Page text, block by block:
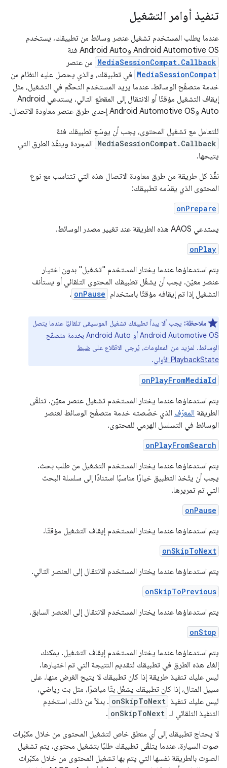
تنفيذ أوامر التشغيل
عندما يطلب المستخدم تشغيل عنصر وسائط من تطبيقك، يستخدم
Android Automotive OS وAndroid Auto فئة
MediaSessionCompat.Callback من عنصر
MediaSessionCompat في تطبيقك، والذي يحصل عليه النظام من
خدمة متصفّح الوسائط. عندما يريد المستخدم التحكّم في التشغيل، مثل
إيقاف التشغيل مؤقتًا أو الانتقال إلى المقطع التالي، يستدعي Android
Auto وAndroid Automotive OS إحدى طرق عنصر معاودة الاتصال.
للتعامل مع تشغيل المحتوى، يجب أن يوسّع تطبيقك فئة
MediaSessionCompat.Callback المجردة وينفّذ الطرق التي
يتيحها.
نفِّذ كل طريقة من طرق معاودة الاتصال هذه التي تتناسب مع نوع
المحتوى الذي يقدّمه تطبيقك:
onPrepare
يستدعي AAOS هذه الطريقة عند تغيير مصدر الوسائط.
onPlay
يتم استدعاؤها عندما يختار المستخدم "تشغيل" بدون اختيار
عنصر معيّن. يجب أن يشغّل تطبيقك المحتوى التلقائي أو يستأنف
التشغيل إذا تم إيقافه مؤقتًا باستخدام onPause
.
ملاحظة: يجب ألا يبدأ تطبيقك تشغيل الموسيقى تلقائيًا عندما يتصل
Android Automotive OS أو Android Auto بخدمة متصفّح
الوسائط. لمزيد من المعلومات، يُرجى الاطّلاع على ضبط
PlaybackState الأولي
.
onPlayFromMediaId
يتم استدعاؤها عندما يختار المستخدم تشغيل عنصر معيّن. تتلقّى
الطريقة المعرّف الذي خصّصته خدمة متصفّح الوسائط لعنصر
الوسائط في التسلسل الهرمي للمحتوى.
onPlayFromSearch
يتم استدعاؤها عندما يختار المستخدم التشغيل من طلب بحث.
يجب أن يتّخذ التطبيق خيارًا مناسبًا استنادًا إلى سلسلة البحث
التي تم تمريرها.
onPause
يتم استدعاؤها عندما يختار المستخدم إيقاف التشغيل مؤقتًا.
onSkipToNext
يتم استدعاؤها عندما يختار المستخدم الانتقال إلى العنصر التالي.
onSkipToPrevious
يتم استدعاؤها عندما يختار المستخدم الانتقال إلى العنصر السابق.
onStop
يتم استدعاؤها عندما يختار المستخدم إيقاف التشغيل. يمكنك
إلغاء هذه الطرق في تطبيقك لتقديم النتيجة التي تم اختيارها.
ليس عليك تنفيذ طريقة إذا كان تطبيقك لا يتيح الغرض منها. على
سبيل المثال، إذا كان تطبيقك يشغّل بثًا مباشرًا، مثل بث رياضي،
ليس عليك تنفيذ onSkipToNext . بدلاً من ذلك، استخدِم
التنفيذ التلقائي لـ onSkipToNext
.
لا يحتاج تطبيقك إلى أي منطق خاص لتشغيل المحتوى من خلال مكبّرات
صوت السيارة. عندما يتلقّى تطبيقك طلبًا بتشغيل محتوى، يتم تشغيل
الصوت بالطريقة نفسها التي يتم بها تشغيل المحتوى من خلال مكبّرات